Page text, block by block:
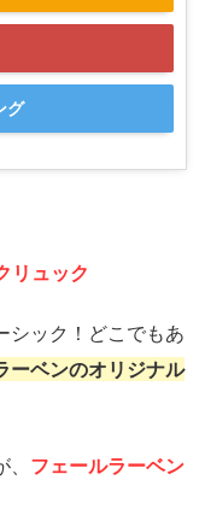
グ
リュック
シック！どこでもあ
ーベンのオリジナル
フェールラーベン